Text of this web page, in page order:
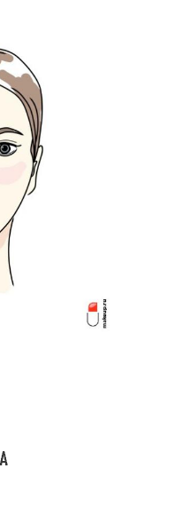
прямоугольному лицу
Стрижки для круглой